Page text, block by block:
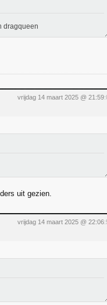
dragqueen
vrijdag 14 maart 2025 @ 21:59
uit gezien.
vrijdag 14 maart 2025 @ 22:06